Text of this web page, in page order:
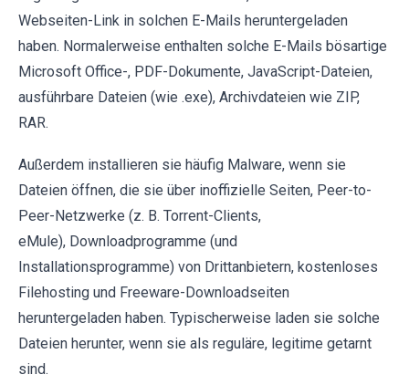
Webseiten-Link in solchen E-Mails heruntergeladen
haben. Normalerweise enthalten solche E-Mails bösartige
Microsoft Office-, PDF-Dokumente, JavaScript-Dateien,
ausführbare Dateien (wie .exe), Archivdateien wie ZIP,
RAR.
Außerdem installieren sie häufig Malware, wenn sie
Dateien öffnen, die sie über inoffizielle Seiten, Peer-to-
Peer-Netzwerke (z. B. Torrent-Clients,
eMule), Downloadprogramme (und
Installationsprogramme) von Drittanbietern, kostenloses
Filehosting und Freeware-Downloadseiten
heruntergeladen haben. Typischerweise laden sie solche
Dateien herunter, wenn sie als reguläre, legitime getarnt
sind.